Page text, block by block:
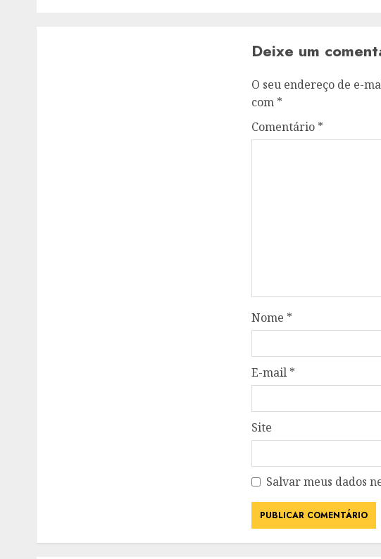
Deixe um
O seu endereço de e-
com *
Comentário *
Nome *
E-mail *
Site
Salvar meus dados